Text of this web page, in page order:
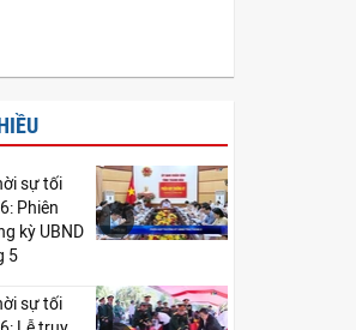
sự tối
Phiên
kỳ UBND
5
sự tối